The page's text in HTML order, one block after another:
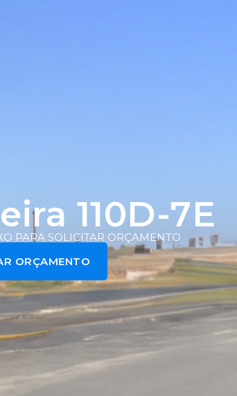
110D-7E
PARA SOLICITAR ORÇAMENTO
ORÇAMENTO